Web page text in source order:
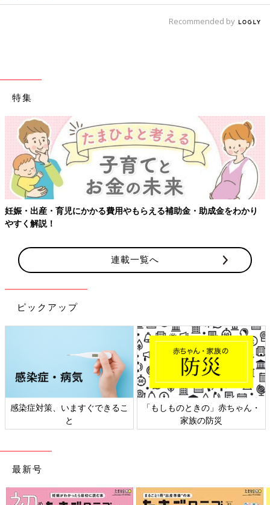
Recommended by
特集
妊娠・出産・育児にかかる費用やもらえる補助金・助成金をわかり
やすく解説！
連載一覧へ
ピックアップ
感染症対策、いますぐできるこ
と
「もしものときの」赤ちゃん・
家族の防災
最新号